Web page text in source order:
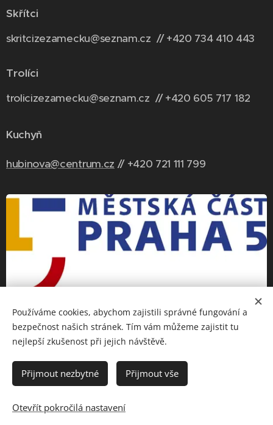
Skřítci
skritcizezamecku@seznam.cz // +420 734 410 443
Trolíci
trolicizezamecku@seznam.cz // +420 605 717 182
Kuchyň
hubinova@centrum.cz // +420 721 111 799
Vytvořeno 2025
Používáme cookies, abychom zajistili správné fungování a
bezpečnost našich stránek. Tím vám můžeme zajistit tu
nejlepší zkušenost při jejich návštěvě.
Přijmout nezbytné Přijmout vše
Otevřít pokročilá nastavení